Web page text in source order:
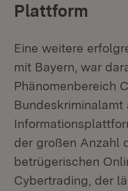
Plattform
Eine weitere
mit Bayern, war
Phänomenbereich
der großen Anzahl
betrügerischen
Cybertrading, der